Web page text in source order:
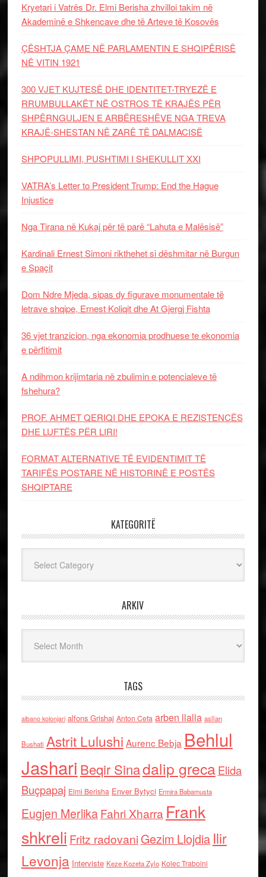
Kryetari i Vatrës Dr. Elmi Berisha zhvilloi takim në
Akademinë e Shkencave dhe të Arteve të Kosovës
ÇËSHTJA ÇAME NË PARLAMENTIN E SHQIPËRISË
NË VITIN 1921
300 VJET KUJTESË DHE IDENTITET-TRYEZË E
RRUMBULLAKËT NË OSTROS TË KRAJËS PËR
SHPËRNGULJEN E ARBËRESHËVE NGA TREVA
KRAJË-SHESTAN NË ZARË TË DALMACISË
SHPOPULLIMI, PUSHTIMI I SHEKULLIT XXI
VATRA’s Letter to President Trump: End the Hague
Injustice
Nga Tirana në Kukaj për të parë “Lahuta e Malësisë”
Kardinali Ernest Simoni rikthehet si dëshmitar në Burgun
e Spaçit
Dom Ndre Mjeda, sipas dy figurave monumentale të
letrave shqipe, Ernest Koliqit dhe At Gjergj Fishta
36 vjet tranzicion, nga ekonomia prodhuese te ekonomia
e përfitimit
A ndihmon krijimtaria në zbulimin e potencialeve të
fshehura?
PROF. AHMET QERIQI DHE EPOKA E REZISTENCЁS
DHE LUFTЁS PЁR LIRI!
FORMAT ALTERNATIVE TË EVIDENTIMIT TË
TARIFËS POSTARE NË HISTORINË E POSTËS
SHQIPTARE
KATEGORITË
ARKIV
TAGS
albano kolonjari alfons Grishaj Anton Cefa arben llalla asllan
Bushati Astrit Lulushi Aurenc Bebja Behlul
Jashari Beqir Sinadalip grecaElida
Buçpapaj Elmi Berisha Enver Bytyci Ermira Babamusta
Eugjen MerlikaFahri Xharra Frank
shkreli Fritz radovaniGezim Llojdia Ilir
Levonja Interviste Keze Kozeta Zylo Kolec Traboini